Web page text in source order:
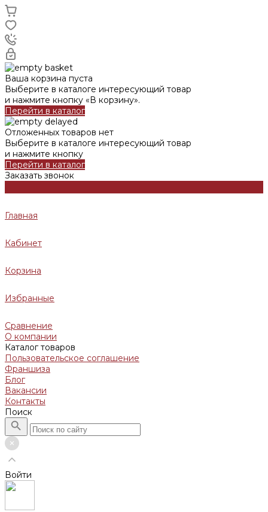
Ваша корзина пуста
Выберите в каталоге интересующий товар
и нажмите кнопку «В корзину».
Перейти в каталог
Отложенных товаров нет
Выберите в каталоге интересующий товар
и нажмите кнопку
Перейти в каталог
Заказать звонок
Главная
Кабинет
Корзина
Избранные
Сравнение
О компании
Каталог товаров
Пользовательское соглашение
Франшиза
Блог
Вакансии
Контакты
Поиск
Войти